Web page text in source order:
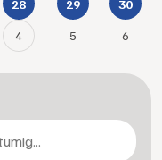
28 29 30
4 5 6